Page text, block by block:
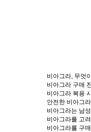
비아그라, 무엇
비아그라 구매
비아그라 복용
안전한 비아그
비아그라는 남
비아그라를 고
비아그라를 구